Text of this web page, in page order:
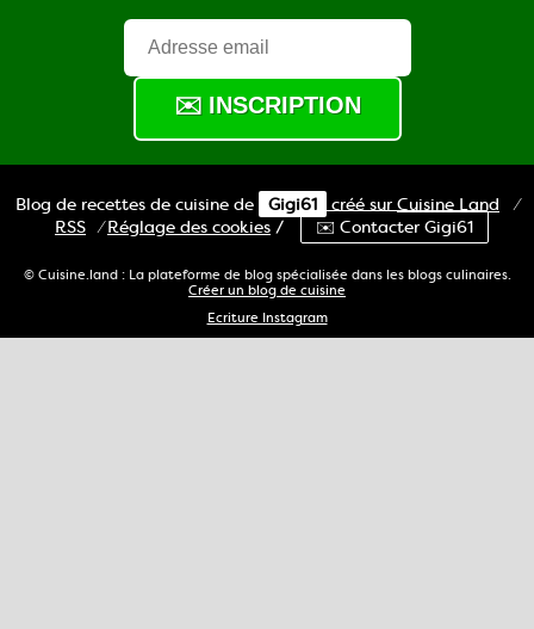
Blog de recettes de cuisine de Gigi61 créé sur Cuisine Land
⁄
RSS ⁄Réglage des cookies / ✉️ Contacter Gigi61
© Cuisine.land : La plateforme de blog spécialisée dans les blogs culinaires.
Créer un blog de cuisine
Ecriture Instagram